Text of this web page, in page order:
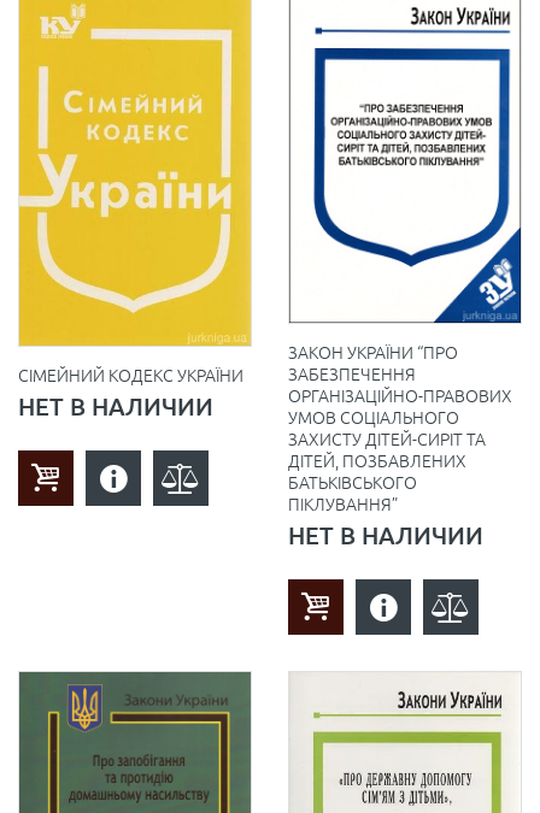
СІМЕЙНИЙ КОДЕКС УКРАЇНИ
НЕТ В НАЛИЧИИ
ЗАКОН УКРАЇНИ “ПРО
ЗАБЕЗПЕЧЕННЯ
ОРГАНІЗАЦІЙНО-ПРАВОВИХ
УМОВ СОЦІАЛЬНОГО
ЗАХИСТУ ДІТЕЙ-СИРІТ ТА
ДІТЕЙ, ПОЗБАВЛЕНИХ
БАТЬКІВСЬКОГО
ПІКЛУВАННЯ”
НЕТ В НАЛИЧИИ